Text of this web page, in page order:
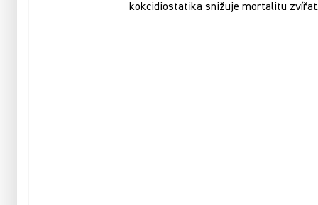
kokcidiostatika snižuje mortalitu